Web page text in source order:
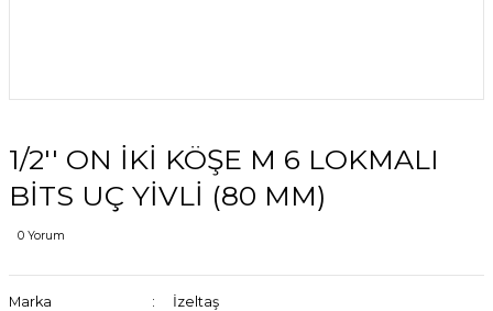
1/2'' ON İKİ KÖŞE M 6 LOKMALI
BİTS UÇ YİVLİ (80 MM)
0 Yorum
Marka
İzeltaş